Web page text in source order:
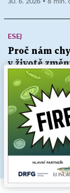
ESEJ
Proč nám
v životě
16. 6. 2026 ▪ 4 min.
Když se
si pomoci,
život
7. 6. 2026 ▪ 5 min.